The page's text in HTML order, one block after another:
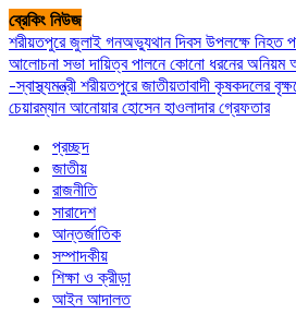
Skip
to
content
ব্রেকিং নিউজ
শরীয়তপুরে জুলাই গনঅভ্যুথান দিবস উপলক্ষে নিহত
আলোচনা সভাদায়িত্ব পালনে কোনো ধরনের অনিয়ম
-স্বাস্থ্যমন্ত্রী শরীয়তপুরে জাতীয়তাবাদী কৃষকদলের
চেয়ারম্যান আনোয়ার হোসেন হাওলাদার গ্রেফতার
প্রচ্ছদ
জাতীয়
রাজনীতি
সারাদেশ
আন্তর্জাতিক
সম্পাদকীয়
শিক্ষা ও ক্রীড়া
আইন আদালত